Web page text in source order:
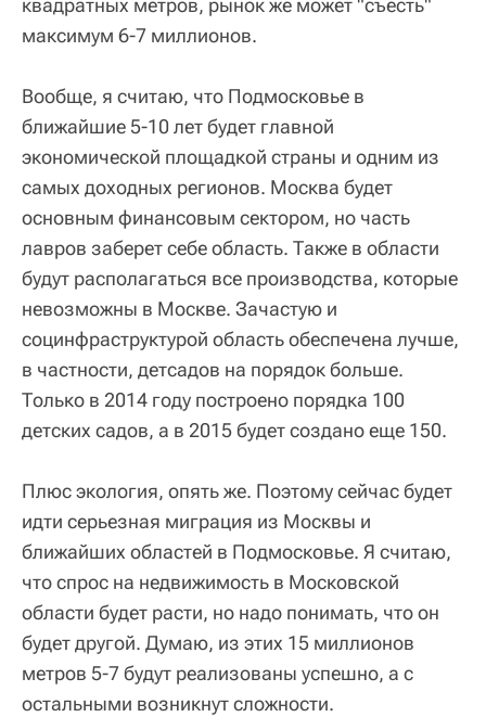
квадратных метров, рынок же может "съесть"
максимум 6-7 миллионов.
Вообще, я считаю, что Подмосковье в
ближайшие 5-10 лет будет главной
экономической площадкой страны и одним из
самых доходных регионов. Москва будет
основным финансовым сектором, но часть
лавров заберет себе область. Также в области
будут располагаться все производства, которые
невозможны в Москве. Зачастую и
социнфраструктурой область обеспечена лучше,
в частности, детсадов на порядок больше.
Только в 2014 году построено порядка 100
детских садов, а в 2015 будет создано еще 150.
Плюс экология, опять же. Поэтому сейчас будет
идти серьезная миграция из Москвы и
ближайших областей в Подмосковье. Я считаю,
что спрос на недвижимость в Московской
области будет расти, но надо понимать, что он
будет другой. Думаю, из этих 15 миллионов
метров 5-7 будут реализованы успешно, а с
остальными возникнут сложности.